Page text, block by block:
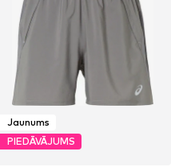
Jaunums
PIEDĀVĀJUMS